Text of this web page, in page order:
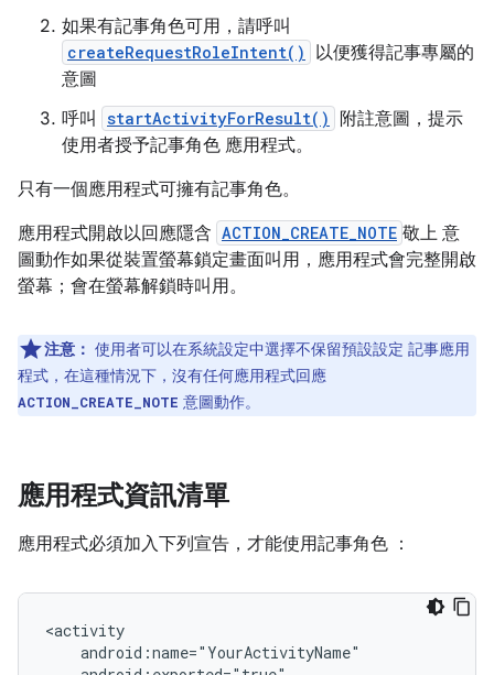
如果有記事角色可用，請呼叫
createRequestRoleIntent()
以便獲得記事專屬的
意圖
呼叫
startActivityForResult()
附註意圖，提示
使用者授予記事角色 應用程式。
只有一個應用程式可擁有記事角色。
應用程式開啟以回應隱含 ACTION_CREATE_NOTE 敬上 意
圖動作如果從裝置螢幕鎖定畫面叫用，應用程式會完整開啟
螢幕；會在螢幕解鎖時叫用。
注意： 使用者可以在系統設定中選擇不保留預設設定 記事應用
程式，在這種情況下，沒有任何應用程式回應
ACTION_CREATE_NOTE 意圖動作。
應用程式資訊清單
應用程式必須加入下列宣告，才能使用記事角色 ：